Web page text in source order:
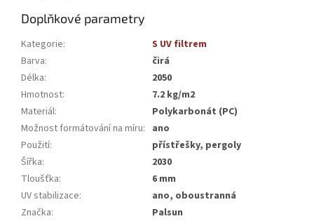
Doplňkové parametry
Kategorie:
S UV filtrem
Barva:
čirá
Délka:
2050
Hmotnost:
7.2 kg/m2
Materiál:
Polykarbonát (PC)
Možnost formátování na míru: ano
Použití:
přístřešky, pergoly
Šířka:
2030
Tloušťka:
6 mm
UV stabilizace:
ano, oboustranná
Značka: Palsun